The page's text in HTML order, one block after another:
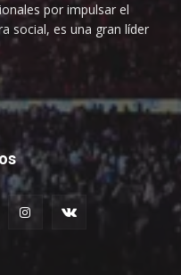
por impulsar el
social, es una gran líder